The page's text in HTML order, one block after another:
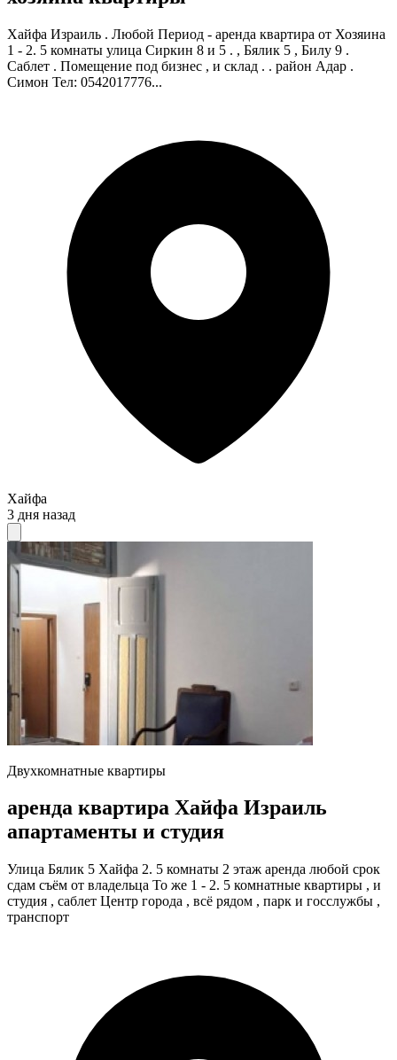
Хайфа Израиль . Любой Период - аренда квартира от Хозяина
1 - 2. 5 комнаты улица Сиркин 8 и 5 . , Бялик 5 , Билу 9 .
Саблет . Помещение под бизнес , и склад . . район Адар .
Симон Тел: 0542017776...
Хайфа
3 дня назад
Двухкомнатные квартиры
аренда квартира Хайфа Израиль
апартаменты и студия
Улица Бялик 5 Хайфа 2. 5 комнаты 2 этаж аренда любой срок
сдам съём от владельца То же 1 - 2. 5 комнатные квартиры , и
студия , саблет Центр города , всё рядом , парк и госслужбы ,
транспорт